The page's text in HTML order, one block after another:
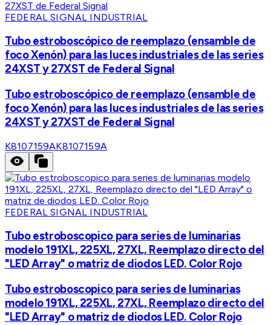
FEDERAL SIGNAL INDUSTRIAL
Tubo estroboscópico de reemplazo (ensamble de
foco Xenón) para las luces industriales de las series
24XST y 27XST de Federal Signal
Tubo estroboscópico de reemplazo (ensamble de
foco Xenón) para las luces industriales de las series
24XST y 27XST de Federal Signal
K8107159AK8107159A
FEDERAL SIGNAL INDUSTRIAL
Tubo estroboscopico para series de luminarias
modelo 191XL, 225XL, 27XL, Reemplazo directo del
"LED Array" o matriz de diodos LED. Color Rojo
Tubo estroboscopico para series de luminarias
modelo 191XL, 225XL, 27XL, Reemplazo directo del
"LED Array" o matriz de diodos LED. Color Rojo